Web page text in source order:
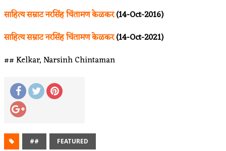
साहित्य सम्राट नरसिंह चिंतामण केळकर(14-Oct-2016)
साहित्य सम्राट नरसिंह चिंतामण केळकर(14-Oct-2021)
## Kelkar, Narsinh Chintaman
## FEATURED